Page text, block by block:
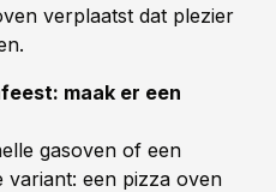
verplaatst dat plezier
maak er een
gasoven of een
variant: een pizza oven